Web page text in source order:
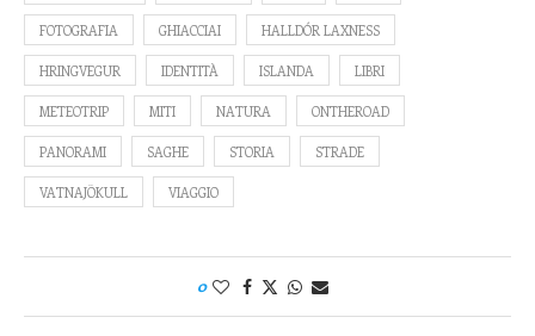
FOTOGRAFIA GHIACCIAI HALLDÓR LAXNESS
HRINGVEGUR IDENTITÀ ISLANDA LIBRI
METEOTRIP MITI NATURA ONTHEROAD
PANORAMI SAGHE STORIA STRADE
VATNAJÖKULL VIAGGIO
0